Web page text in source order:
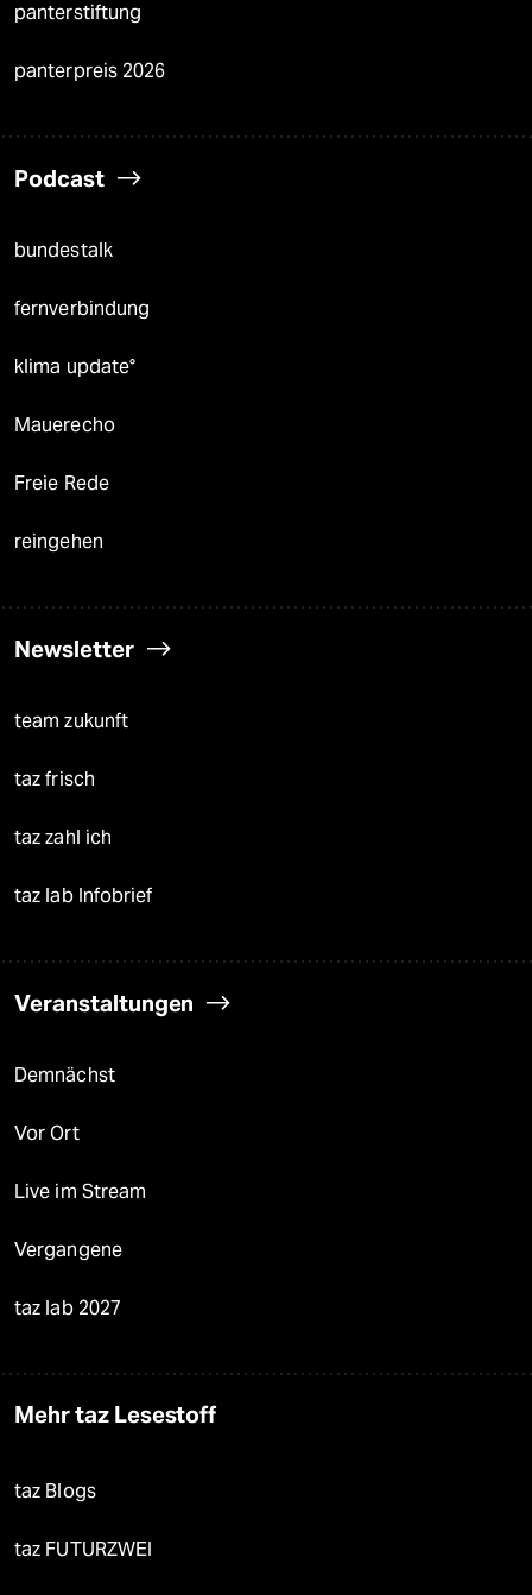
panterstiftung
panterpreis 2026
Podcast
bundestalk
fernverbindung
klima update°
Mauerecho
Freie Rede
reingehen
Newsletter
team zukunft
taz frisch
taz zahl ich
taz lab Infobrief
Veranstaltungen
Demnächst
Vor Ort
Live im Stream
Vergangene
taz lab 2027
Mehr taz Lesestoff
taz Blogs
taz FUTURZWEI